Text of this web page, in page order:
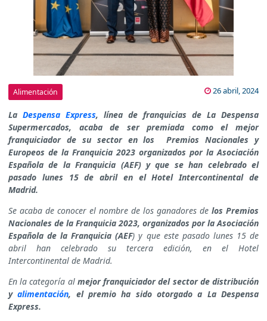
Alimentación 26 abril, 2024
La Despensa Express, línea de franquicias de La Despensa
Supermercados, acaba de ser premiada como el mejor
franquiciador de su sector en los Premios Nacionales y
Europeos de la Franquicia 2023 organizados por la Asociación
Española de la Franquicia (AEF) y que se han celebrado el
pasado lunes 15 de abril en el Hotel Intercontinental de
Madrid.
Se acaba de conocer el nombre de los ganadores de los Premios
Nacionales de la Franquicia 2023, organizados por la Asociación
Española de la Franquicia (AEF) y que este pasado lunes 15 de
abril han celebrado su tercera edición, en el Hotel
Intercontinental de Madrid.
En la categoría al mejor franquiciador del sector de distribución
yalimentación, el premio ha sido otorgado a La Despensa
Express.